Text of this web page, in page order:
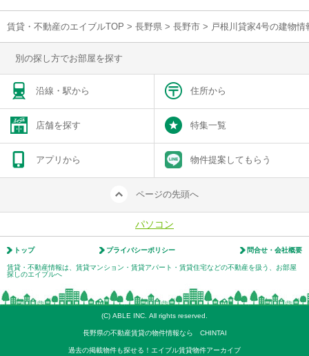
賃貸・不動産のエイブルTOP > 長野県 > 長野市 > 戸根川貸家4号の建物
別の探し方でお部屋を探す
沿線・駅から 住所から
店舗を探す 特集一覧
アプリから 物件提案してもらう
ページの先頭へ
パソコン
トップ プライバシーポリシー 問合せ・会社概要
賃貸・不動産情報は、賃貸マンション・賃貸アパート・賃貸住宅などの不動産を扱う、お部屋
探しのエイブルへ
(C) ABLE INC. All rights reserved.
長野県の不動産賃貸の物件情報なら CHINTAI
過去の掲載物件も探せる！エイブル賃貸物件アーカイブ